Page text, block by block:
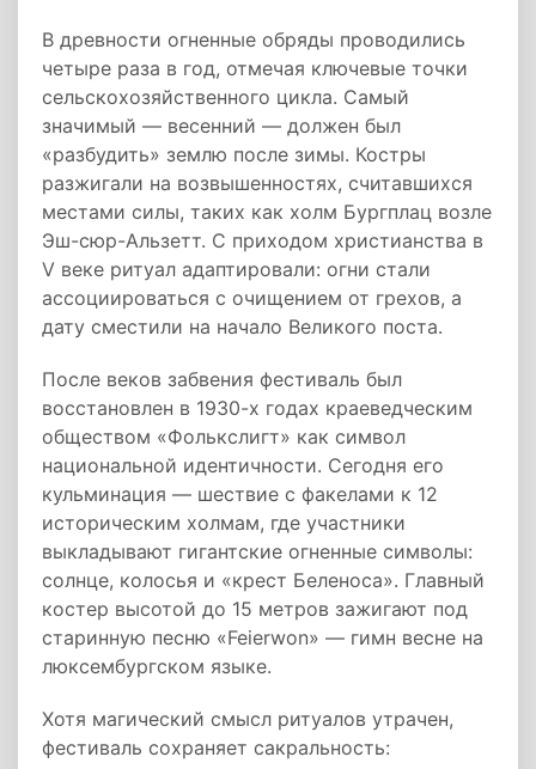
В древности огненные обряды проводились
четыре раза в год, отмечая ключевые точки
сельскохозяйственного цикла. Самый
значимый — весенний — должен был
«разбудить» землю после зимы. Костры
разжигали на возвышенностях, считавшихся
местами силы, таких как холм Бургплац возле
Эш-сюр-Альзетт. С приходом христианства в
V веке ритуал адаптировали: огни стали
ассоциироваться с очищением от грехов, а
дату сместили на начало Великого поста.
После веков забвения фестиваль был
восстановлен в 1930-х годах краеведческим
обществом «Фолькслигт» как символ
национальной идентичности. Сегодня его
кульминация — шествие с факелами к 12
историческим холмам, где участники
выкладывают гигантские огненные символы:
солнце, колосья и «крест Беленоса». Главный
костер высотой до 15 метров зажигают под
старинную песню «Feierwon» — гимн весне на
люксембургском языке.
Хотя магический смысл ритуалов утрачен,
фестиваль сохраняет сакральность: